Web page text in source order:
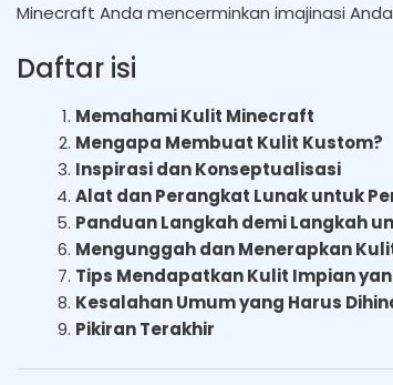
Minecraft Anda mencerminkan imajinasi
Daftar isi
Memahami Kulit Minecraft
Mengapa Membuat Kulit Kustom?
Inspirasi dan Konseptualisasi
Alat dan Perangkat Lunak untuk
Panduan Langkah demi Langkah
Mengunggah dan Menerapkan
Tips Mendapatkan Kulit Impian
Kesalahan Umum yang Harus
Pikiran Terakhir